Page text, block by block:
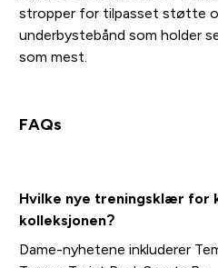
stropper for tilpasset støtte
underbystebånd som holder
som mest.
FAQs
Hvilke nye treningsklær for
kolleksjonen?
Dame-nyhetene inkluderer